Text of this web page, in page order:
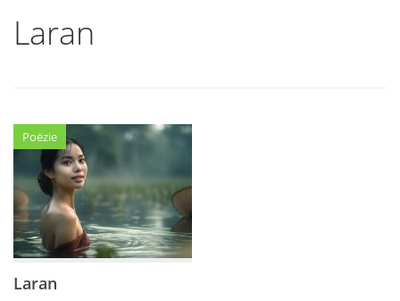
Laran
Poëzie
Laran